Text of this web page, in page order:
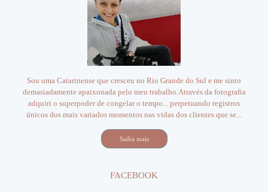
Sou uma Catarinense que cresceu no Rio Grande do Sul e me sinto
demasiadamente apaixonada pelo meu trabalho.Através da fotografia
adquiri o superpoder de congelar o tempo... perpetuando registros
únicos dos mais variados momentos nas vidas dos clientes que se...
Saiba mais
FACEBOOK